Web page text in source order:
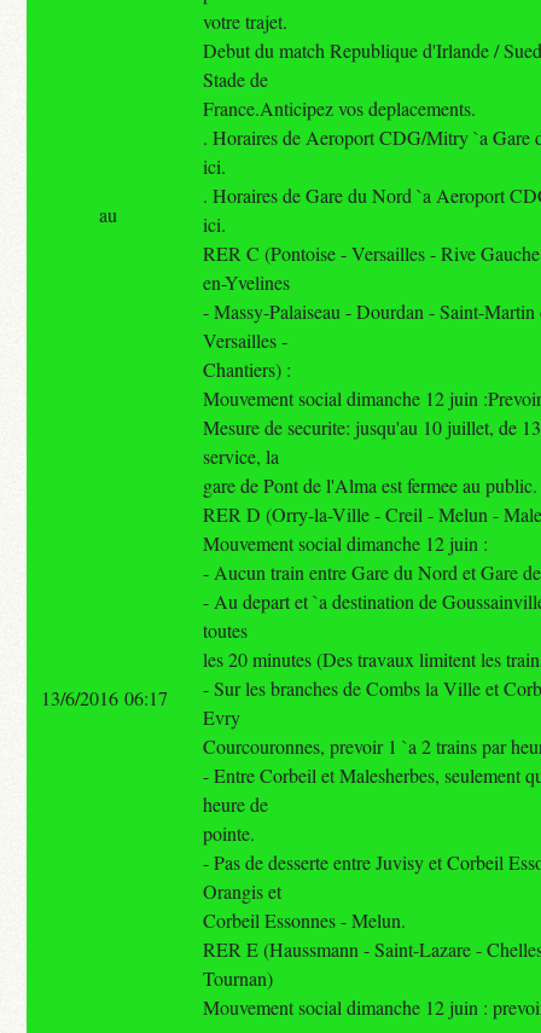
votre trajet.
Debut du match Republique d'Irlande /
Stade de
France.Anticipez vos deplacements.
. Horaires de Aeroport CDG/Mitry `a Gare
ici.
. Horaires de Gare du Nord `a Aeroport
ici.
RER C (Pontoise - Versailles - Rive
en-Yvelines
- Massy-Palaiseau - Dourdan - Saint-Martin
Versailles -
Chantiers) :
Mouvement social dimanche 12 juin
Mesure de securite: jusqu'au 10 juillet, de
service, la
gare de Pont de l'Alma est fermee au public.
RER D (Orry-la-Ville - Creil - Melun -
Mouvement social dimanche 12 juin :
- Aucun train entre Gare du Nord et Gare
- Au depart et `a destination de
toutes
les 20 minutes (Des travaux limitent les
- Sur les branches de Combs la Ville et
Evry
Courcouronnes, prevoir 1 `a 2 trains par
- Entre Corbeil et Malesherbes, seulement
heure de
pointe.
- Pas de desserte entre Juvisy et Corbeil
Orangis et
Corbeil Essonnes - Melun.
RER E (Haussmann - Saint-Lazare -
Tournan)
Mouvement social dimanche 12 juin :
au
13/6/2016 06:17